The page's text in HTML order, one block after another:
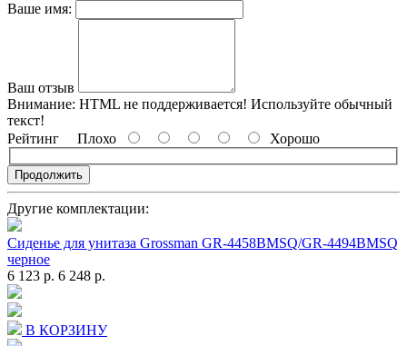
Ваше имя:
Ваш отзыв
Внимание: HTML не поддерживается! Используйте обычный
текст!
Рейтинг Плохо Хорошо
Продолжить
Другие комплектации:
Сиденье для унитаза Grossman GR-4458BMSQ/GR-4494BMSQ
черное
6 123 р. 6 248 р.
В КОРЗИНУ